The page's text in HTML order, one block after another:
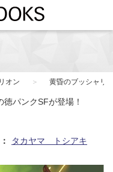
オン 黄昏のブッシャリ
パンクSFが登場！
タカヤマ トシアキ